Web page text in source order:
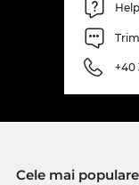
+40
Cele mai